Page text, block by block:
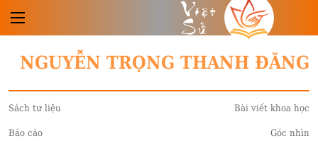
Việt
Sử
NGUYỄN TRỌNG THANH ĐĂNG
Sách tư liệu Bài viết khoa học
Báo cáo Góc nhìn